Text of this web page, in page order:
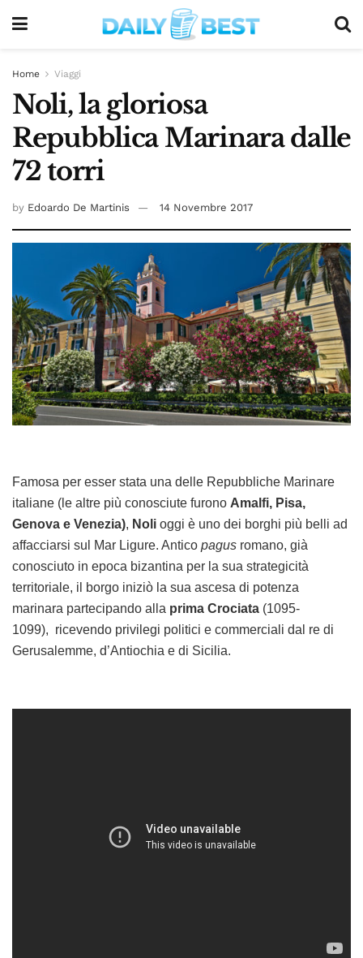
Home Viaggi
Noli, la gloriosa
Repubblica Marinara dalle
72 torri
by Edoardo De Martinis 14 Novembre 2017
Famosa per esser stata una delle Repubbliche Marinare
italiane (le altre più conosciute furono Amalfi, Pisa,
Genova e Venezia), Noli oggi è uno dei borghi più belli ad
affacciarsi sul Mar Ligure. Antico pagus romano, già
conosciuto in epoca bizantina per la sua strategicità
territoriale, il borgo iniziò la sua ascesa di potenza
marinara partecipando alla prima Crociata (1095-
1099), ricevendo privilegi politici e commerciali dal re di
Gerusalemme, d’Antiochia e di Sicilia.